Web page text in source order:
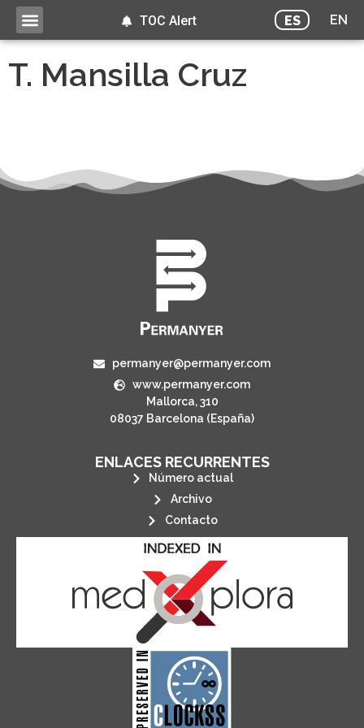
ES EN
TOC Alert
T. Mansilla Cruz
permanyer@permanyer.com
www.permanyer.com
Mallorca, 310
08037 Barcelona (España)
ENLACES RECURRENTES
Número actual
Archivo
Contacto
CLOCKSS is a dak archive that
ensures the long-term survival
of web-based scholary
publications, governed by and for
its stakeholders.